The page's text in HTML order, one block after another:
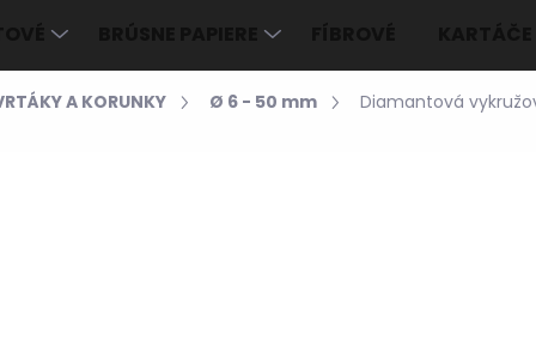
A KORUNKY Ø 6 - 50 mm Diamantová